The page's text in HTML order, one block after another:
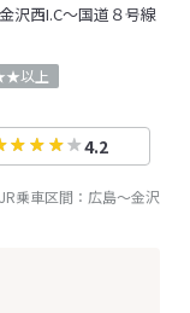
沢西I.C～国道８号線
以上
4.2
乗車区間： 広島～金沢